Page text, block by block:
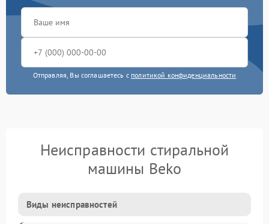
Отправляя, Вы соглашаетесь с политикой конфиденциальности
Неисправности стиральной
машины Beko
Виды неисправностей